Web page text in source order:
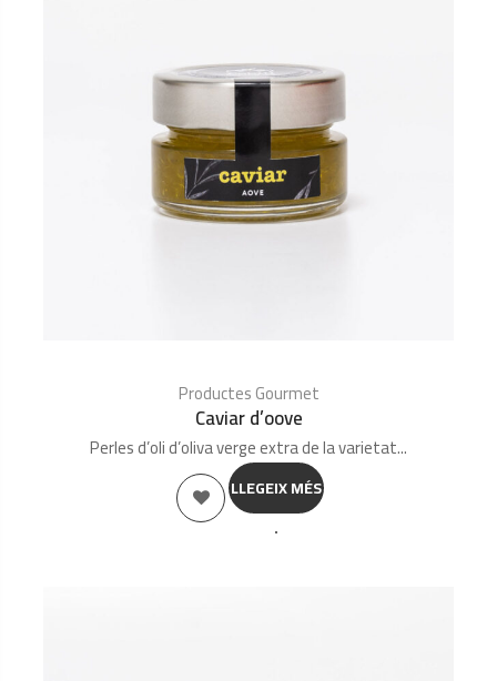
Productes Gourmet
Caviar d’oove
Perles d’oli d’oliva verge extra de la varietat...
LLEGEIX MÉS